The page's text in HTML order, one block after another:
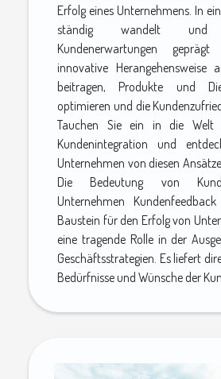
Erfolg eines Unternehmens. In
ständig wandelt
Kundenerwartungen
innovative Herangehensweise
beitragen, Produkte und
optimieren und die
Tauchen Sie ein in die Welt
Kundenintegration und
Unternehmen von diesen
Die Bedeutung von
Unternehmen
Baustein für den Erfolg von
eine tragende Rolle in der
Geschäftsstrategien. Es liefert
Bedürfnisse und Wünsche der